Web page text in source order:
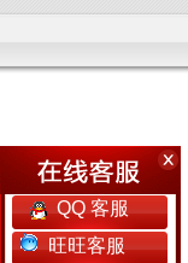
QQ 客服
旺旺客服